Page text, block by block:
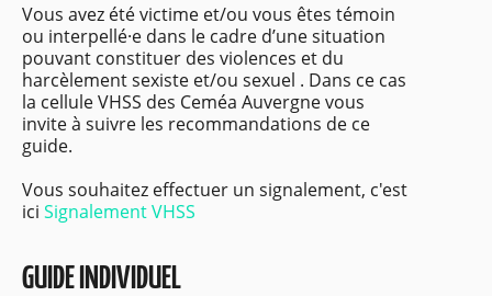
Vous avez été victime et/ou vous êtes témoin
ou interpellé·e dans le cadre d’une situation
pouvant constituer des violences et du
harcèlement sexiste et/ou sexuel . Dans ce cas
la cellule VHSS des Ceméa Auvergne vous
invite à suivre les recommandations de ce
guide.
Vous souhaitez effectuer un signalement, c'est
ici Signalement VHSS
GUIDE INDIVIDUEL